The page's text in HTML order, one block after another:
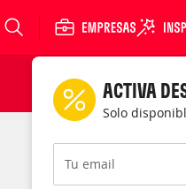
ACTIVA
Solo
Tu email